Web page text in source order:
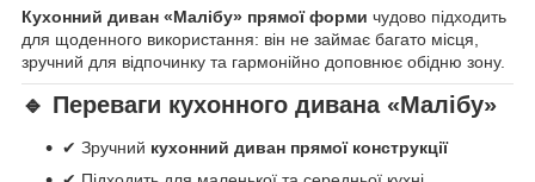
Кухонний диван «Малібу» прямої форми чудово підходить
для щоденного використання: він не займає багато місця,
зручний для відпочинку та гармонійно доповнює обідню зону.
🔹 Переваги кухонного дивана «Малібу»
✔ Зручний кухонний диван прямої конструкції